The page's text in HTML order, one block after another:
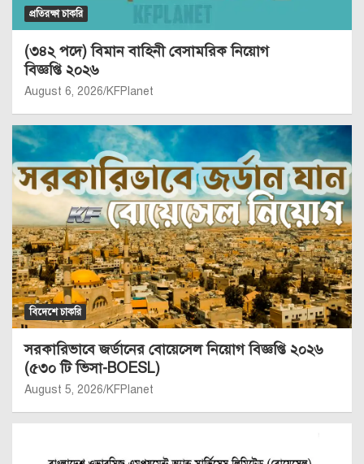
প্রতিরক্ষা চাকরি
(৩৪২ পদে) বিমান বাহিনী বেসামরিক নিয়োগ
বিজ্ঞপ্তি ২০২৬
August 6, 2026 KFPlanet
বিদেশে চাকরি
সরকারিভাবে জর্ডানের বোয়েসেল নিয়োগ বিজ্ঞপ্তি ২০২৬
(৫৩০ টি ভিসা-BOESL)
August 5, 2026 KFPlanet